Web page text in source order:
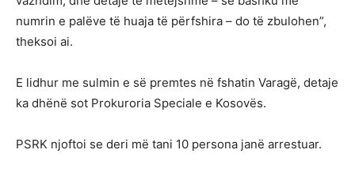
numrin e palëve të huaja të përfshira – do të zbulohen”,
theksoi ai.
E lidhur me sulmin e së premtes në fshatin Varagë, detaje
ka dhënë sot Prokuroria Speciale e Kosovës.
PSRK njoftoi se deri më tani 10 persona janë arrestuar.